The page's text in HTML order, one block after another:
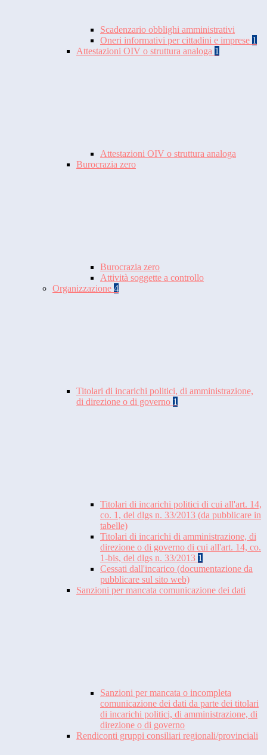
Scadenzario obblighi amministrativi
Oneri informativi per cittadini e imprese 1
Attestazioni OIV o struttura analoga 1
Attestazioni OIV o struttura analoga
Burocrazia zero
Burocrazia zero
Attività soggette a controllo
Organizzazione 4
Titolari di incarichi politici, di amministrazione,
di direzione o di governo 1
Titolari di incarichi politici di cui all'art. 14,
co. 1, del dlgs n. 33/2013 (da pubblicare in
tabelle)
Titolari di incarichi di amministrazione, di
direzione o di governo di cui all'art. 14, co.
1-bis, del dlgs n. 33/2013 1
Cessati dall'incarico (documentazione da
pubblicare sul sito web)
Sanzioni per mancata comunicazione dei dati
Sanzioni per mancata o incompleta
comunicazione dei dati da parte dei titolari
di incarichi politici, di amministrazione, di
direzione o di governo
Rendiconti gruppi consiliari regionali/provinciali